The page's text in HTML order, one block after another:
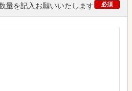
量を記入お願いいたします
必須